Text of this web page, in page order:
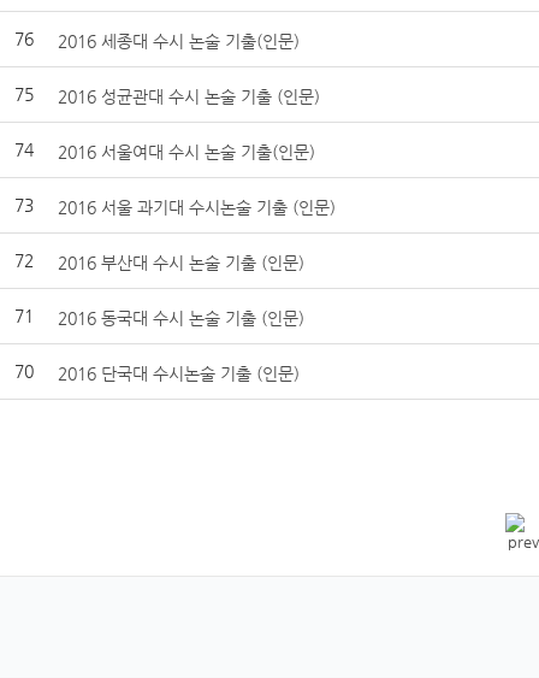
76 2016 세종대 수시 논술 기출(인문)
75 2016 성균관대 수시 논술 기출 (인문)
74 2016 서울여대 수시 논술 기출(인문)
73 2016 서울 과기대 수시논술 기출 (인문)
72 2016 부산대 수시 논술 기출 (인문)
71 2016 동국대 수시 논술 기출 (인문)
70 2016 단국대 수시논술 기출 (인문)